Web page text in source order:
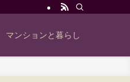
マンションと暮らし